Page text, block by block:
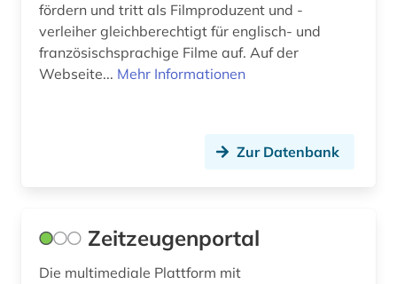
online-ressource (1)
open educational resources (1)
othopädie (1)
philosophie (1)
fördern und tritt als Filmproduzent und -
verleiher gleichberechtigt für englisch- und
französischsprachige Filme auf. Auf der
Webseite... Mehr Informationen
Zur Datenbank
Zeitzeugenportal
Die multimediale Plattform mit